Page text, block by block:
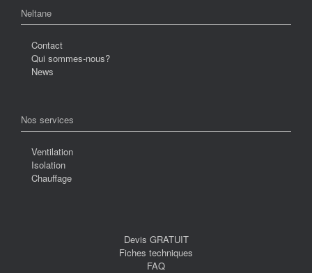
Neltane
Contact
Qui sommes-nous?
News
Nos services
Ventilation
Isolation
Chauffage
Devis GRATUIT
Fiches techniques
FAQ